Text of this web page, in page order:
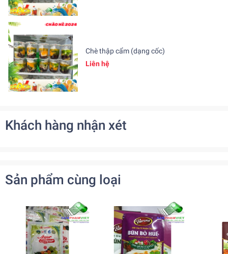
Chè thập cẩm (dạng cốc)
Liên hệ
Khách hàng nhận xét
Sản phẩm cùng loại